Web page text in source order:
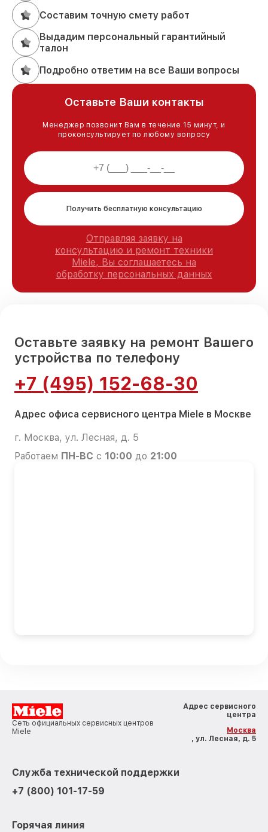
Составим точную смету работ
Выдадим персональный гарантийный
талон
Подробно ответим на все Ваши вопросы
Оставьте Ваши контакты
Менеджер позвонит Вам в течение 15 минут, и
проконсультирует по любому вопросу
Получить бесплатную консультацию
Отправляя заявку на
консультацию и ремонт техники
Miele, Вы соглашаетесь на
обработку персональных данных
Оставьте заявку на ремонт Вашего
устройства по телефону
+7 (495) 152-68-30
Адрес офиса сервисного центра Miele в Москве
г. Москва, ул. Лесная, д. 5
Работаем ПН-ВС с 10:00 до 21:00
Сеть официальных сервисных центров
Miele
Адрес сервисного
центра
Москва
, ул. Лесная, д. 5
Служба технической поддержки
+7 (800) 101-17-59
Горячая линия